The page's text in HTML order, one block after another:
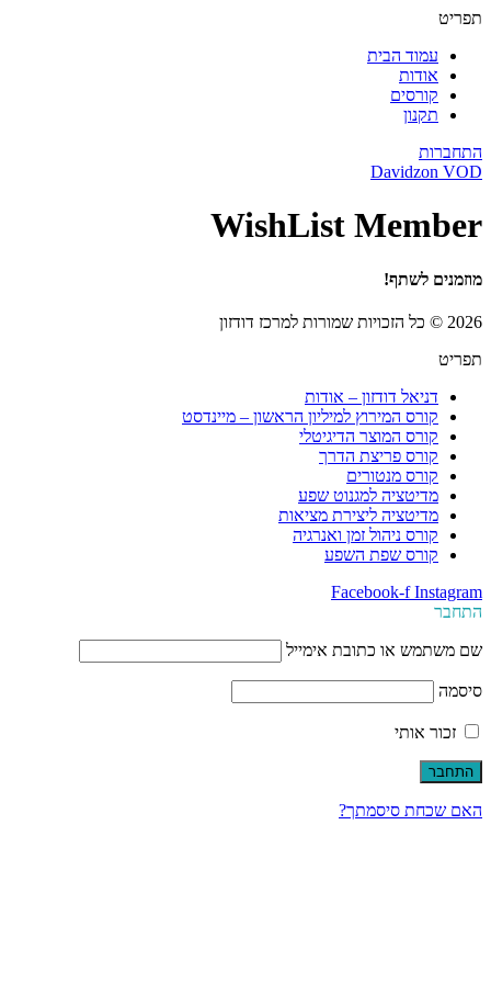
תפריט
עמוד הבית
אודות
קורסים
תקנון
התחברות
Davidzon VOD
WishList Member
מוזמנים לשתף!
2026 © כל הזכויות שמורות למרכז דודזון
תפריט
דניאל דודזון – אודות
קורס המירוץ למיליון הראשון – מיינדסט
קורס המוצר הדיגיטלי
קורס פריצת הדרך
קורס מנטורים
מדיטציה למגנוט שפע
מדיטציה ליצירת מציאות
קורס ניהול זמן ואנרגיה
קורס שפת השפע
Facebook-f Instagram
התחבר
שם משתמש או כתובת אימייל
סיסמה
זכור אותי
האם שכחת סיסמתך?